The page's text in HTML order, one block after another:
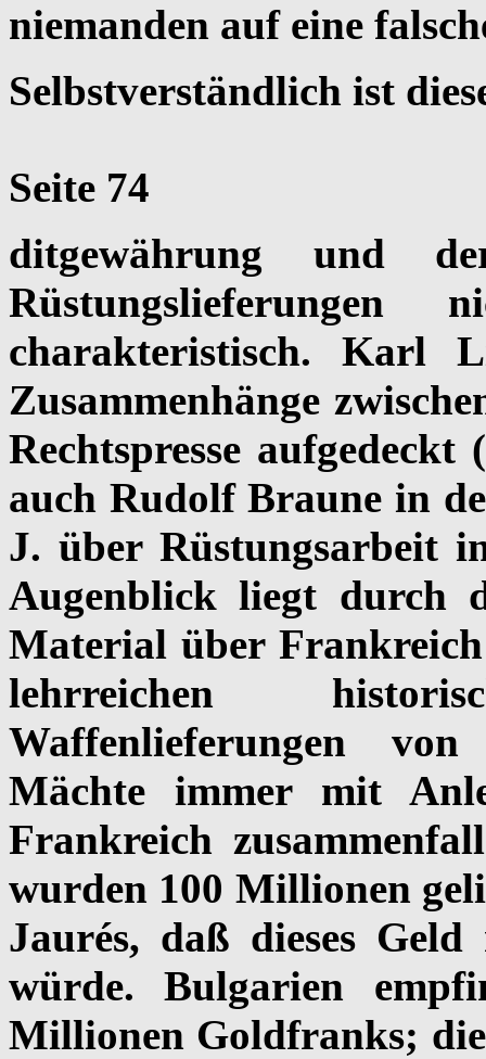
niemanden auf eine
Selbstverständlich ist
Seite 74
ditgewährung und
charakteristisch. Karl
Zusammenhänge
Rechtspresse
auch Rudolf Braune in
J. über Rüstungsarbeit
Augenblick liegt durch
Material über
lehrreichen
Waffenlieferungen
Mächte immer mit
Frankreich
wurden 100 Millionen
Jaurés, daß dieses
würde. Bulgarien
Millionen Goldfranks;